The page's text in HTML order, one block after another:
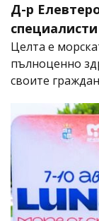
Д-р
Целта е
пълноценно
своите